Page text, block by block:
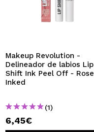
Makeup Revolution -
Delineador de labios Lip
Shift Ink Peel Off - Rose
Inked
(1)
6,45€